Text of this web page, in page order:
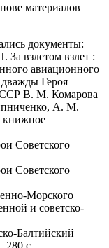
материалов
документы:
взлетом взлет :
авиационного
Героя
В. М. Комарова
А. М.
книжное
Советского
Советского
Морского
и советско-
Балтийский
с.